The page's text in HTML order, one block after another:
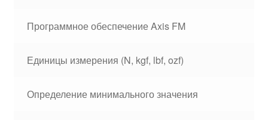
Программное обеспечение Axis FM
Единицы измерения (N, kgf, lbf, ozf)
Определение минимального значения